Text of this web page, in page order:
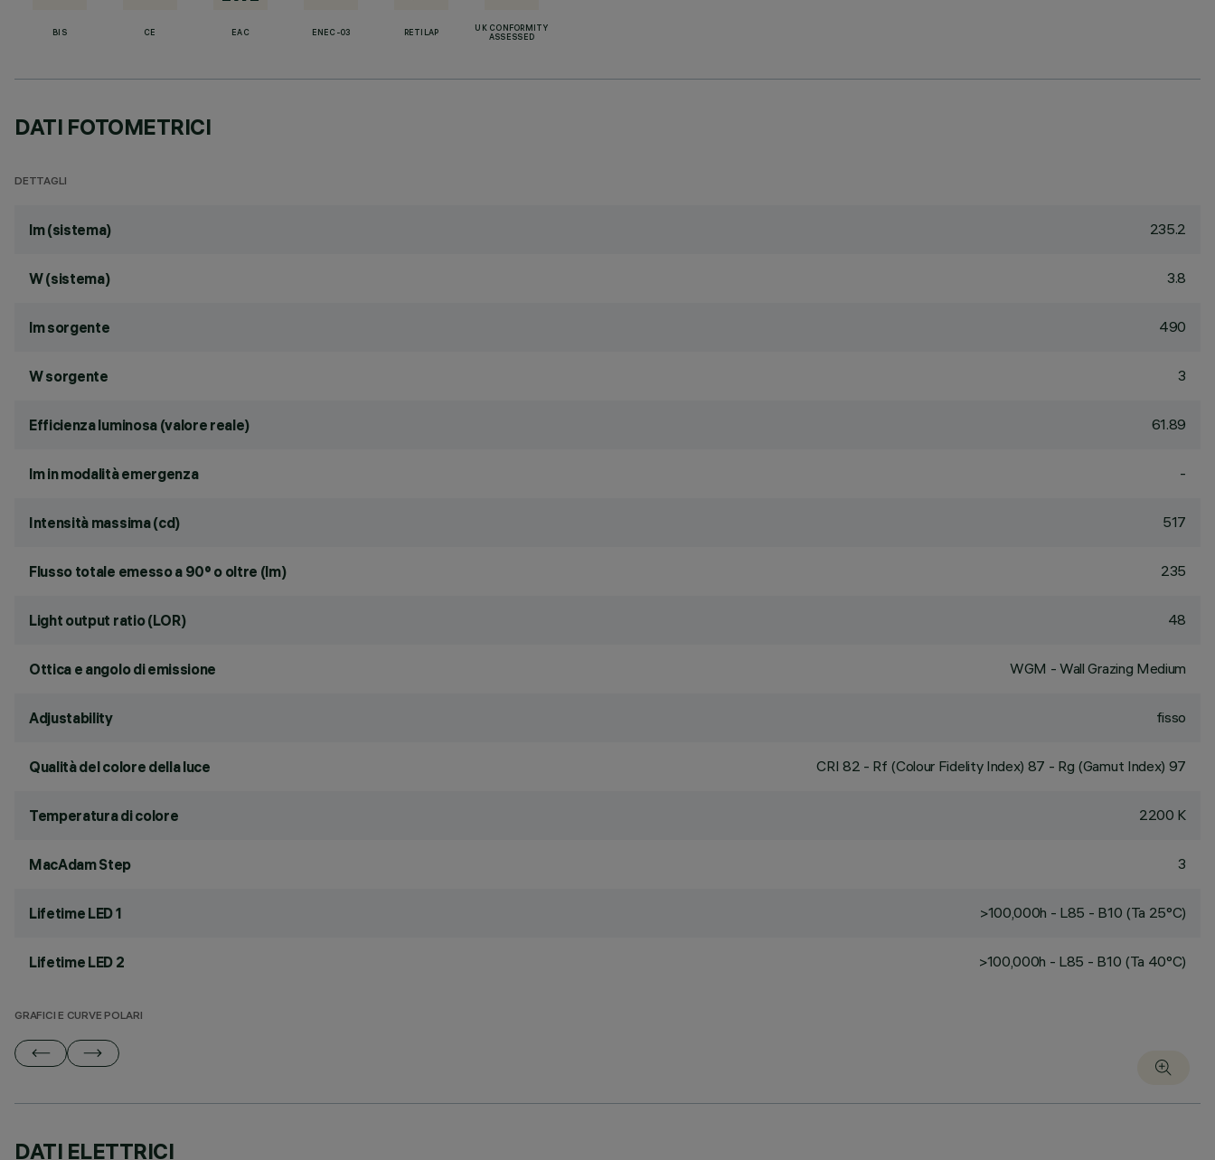
BIS CE EAC ENEC-03 RETILAP
UK CONFORMITY
ASSESSED
DATI FOTOMETRICI
DETTAGLI
lm (sistema) 235.2
W (sistema) 3.8
lm sorgente 490
W sorgente 3
Efficienza luminosa (valore reale) 61.89
lm in modalità emergenza -
Intensità massima (cd) 517
Flusso totale emesso a 90° o oltre (lm) 235
Light output ratio (LOR) 48
Ottica e angolo di emissione WGM - Wall Grazing Medium
Adjustability fisso
Qualità del colore della luce CRI 82 - Rf (Colour Fidelity Index) 87 - Rg (Gamut Index) 97
Temperatura di colore 2200 K
MacAdam Step 3
Lifetime LED 1 >100,000h - L85 - B10 (Ta 25°C)
Lifetime LED 2 >100,000h - L85 - B10 (Ta 40°C)
GRAFICI E CURVE POLARI
DATI ELETTRICI